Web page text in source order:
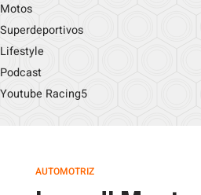
Motos
Superdeportivos
Lifestyle
Podcast
Youtube Racing5
AUTOMOTRIZ